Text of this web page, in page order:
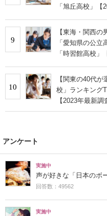
「旭丘高校」【
9
【東海・関西
「愛知県の公
「時習館高校」
10
【関東の40代
校」ランキング
【2023年最新調
アンケート
実施中
声が好きな「日本のボ
回答数：49562
実施中